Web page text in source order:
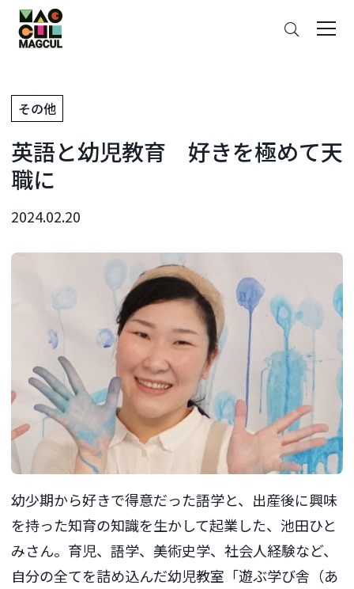
ン
テ
ン
に
ス
キ
ッ
プ
その他
英語と幼児教育 好きを極めて天
職に
2024.02.20
幼少期から好きで得意だった語学と、出産後に興味
を持った知育の知識を生かして起業した、池田ひと
みさん。育児、語学、美術史学、社会人経験など、
自分の全てを詰め込んだ幼児教室「遊ぶ学び舎（あ